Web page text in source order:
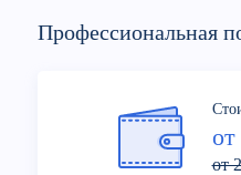
Профессиональная
от